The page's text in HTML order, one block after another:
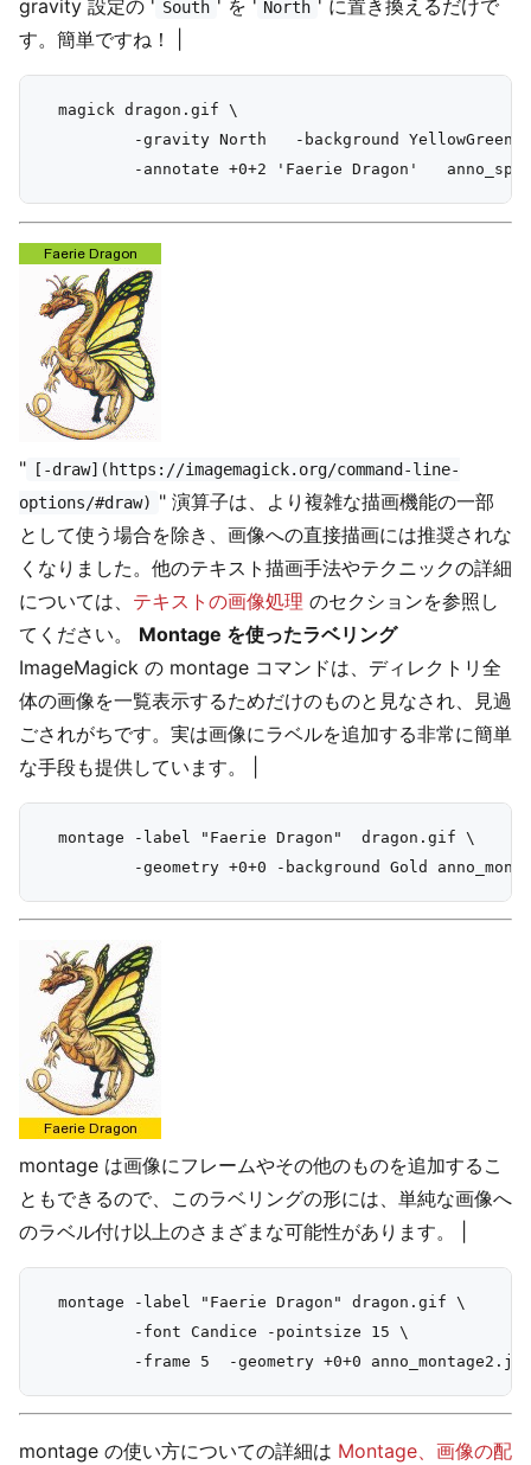
gravity 設定の ' South ' を ' North ' に置き換えるだけで
す。簡単ですね！ |
  magick dragon.gif \
-gravity North   -background YellowGreen
"
[-draw](https://imagemagick.org/command-line-
options/#draw) " 演算子は、より複雑な描画機能の一部
として使う場合を除き、画像への直接描画には推奨されな
くなりました。他のテキスト描画手法やテクニックの詳細
については、 テキストの画像処理 のセクションを参照し
てください。 Montage を使ったラベリング
ImageMagick の montage コマンドは、ディレクトリ全
体の画像を一覧表示するためだけのものと見なされ、見過
ごされがちです。実は画像にラベルを追加する非常に簡単
な手段も提供しています。 |
  montage -label "Faerie Dragon"  dragon.gif \
montage は画像にフレームやその他のものを追加するこ
ともできるので、このラベリングの形には、単純な画像へ
のラベル付け以上のさまざまな可能性があります。 |
  montage -label "Faerie Dragon" dragon.gif \
          -font Candice -pointsize 15 \
montage の使い方についての詳細は Montage、画像の配